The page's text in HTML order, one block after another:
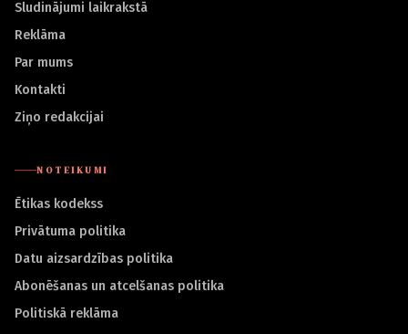
Sludinājumi laikrakstā
Reklāma
Par mums
Kontakti
Ziņo redakcijai
NOTEIKUMI
Ētikas kodekss
Privātuma politika
Datu aizsardzības politika
Abonēšanas un atcelšanas politika
Politiskā reklāma